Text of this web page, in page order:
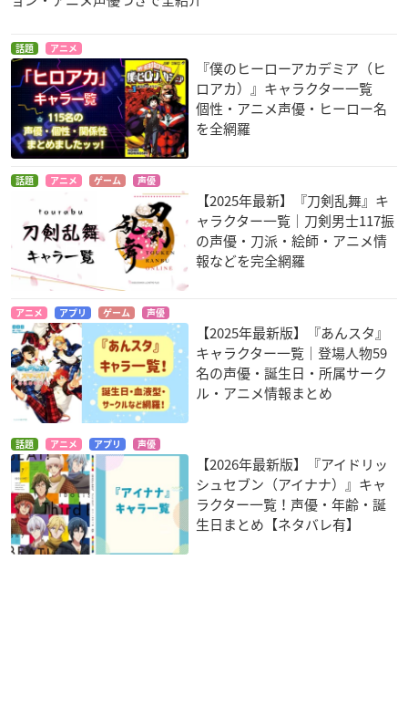
話題 アニメ
『僕のヒーローアカデミア（ヒ
ロアカ）』キャラクター一覧
個性・アニメ声優・ヒーロー名
を全網羅
話題 アニメ ゲーム 声優
【2025年最新】『刀剣乱舞』キ
ャラクター一覧｜刀剣男士117振
の声優・刀派・絵師・アニメ情
報などを完全網羅
アニメ アプリ ゲーム 声優
【2025年最新版】『あんスタ』
キャラクター一覧｜登場人物59
名の声優・誕生日・所属サーク
ル・アニメ情報まとめ
話題 アニメ アプリ 声優
【2026年最新版】『アイドリッ
シュセブン（アイナナ）』キャ
ラクター一覧！声優・年齢・誕
生日まとめ【ネタバレ有】